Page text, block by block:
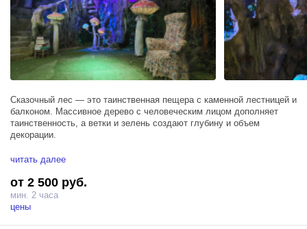
Сказочный лес — это таинственная пещера с каменной лестницей и
балконом. Массивное дерево с человеческим лицом дополняет
таинственность, а ветки и зелень создают глубину и объем
декорации.
Изюминкой декорации стали подсвечивающиеся гигантские грибы и
посуду для чаепития Шляпника.
Над всем этим волшебством главенствует ночное небо со
читать далее
от 2 500 руб.
мин. 2 часа
цены